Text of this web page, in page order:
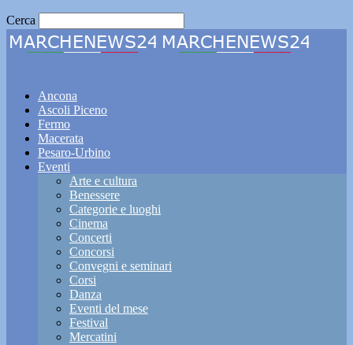
Cerca
Ancona
Ascoli Piceno
Fermo
Macerata
Pesaro-Urbino
Eventi
Arte e cultura
Benessere
Categorie e luoghi
Cinema
Concerti
Concorsi
Convegni e seminari
Corsi
Danza
Eventi del mese
Festival
Mercatini